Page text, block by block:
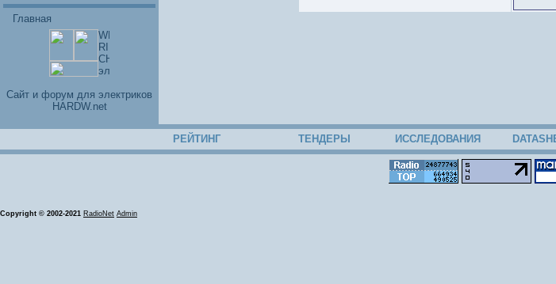
Главная
Cайт и форум для электриков
HARDW.net
РЕЙТИНГ ТЕНДЕРЫ ИССЛЕДОВАНИЯ
Copyright © 2002-2021 RadioNet Admin